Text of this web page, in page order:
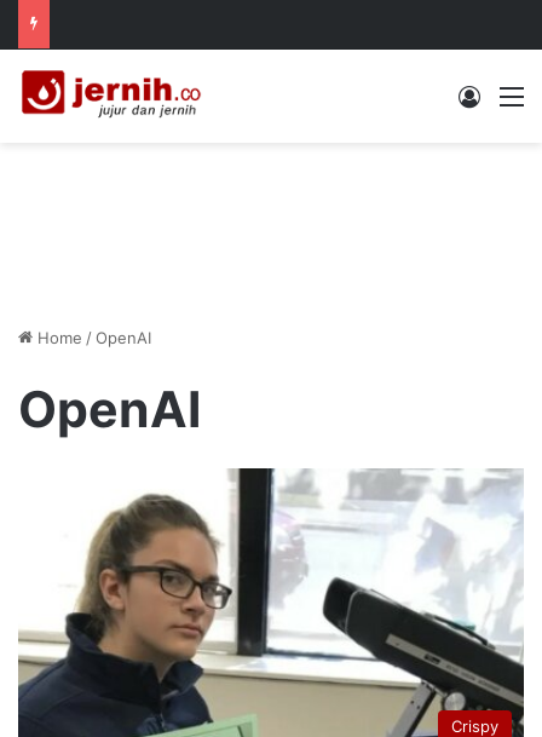
Log In
Home /OpenAI
OpenAI
Crispy